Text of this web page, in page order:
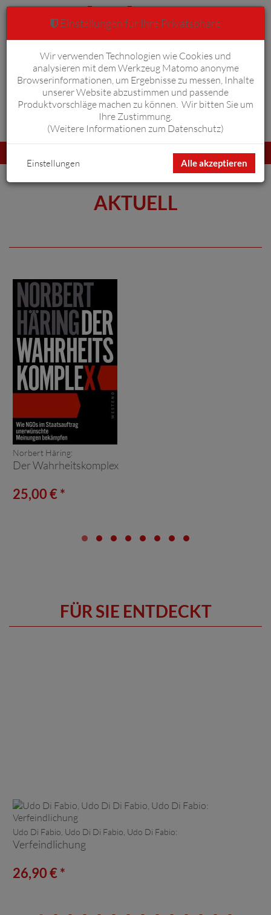
Anmelden Warenkorb 0
umschalten
AKTUELL
Norbert Häring:
Der Wahrheitskomplex
25,00 € *
FÜR SIE ENTDECKT
Udo Di Fabio, Udo Di Di Fabio, Udo Di Fabio:
Verfeindlichung
26,90 € *
Einstellungen für Ihre Privatsphäre
Wir verwenden Technologien wie Cookies und
analysieren mit dem Werkzeug Matomo anonyme
Browserinformationen, um Ergebnisse zu messen, Inhalte
unserer Website abzustimmen und passende
Produktvorschläge machen zu können. Wir bitten Sie um
Ihre Zustimmung.
(Weitere Informationen zum Datenschutz)
Alle akzeptieren
Einstellungen